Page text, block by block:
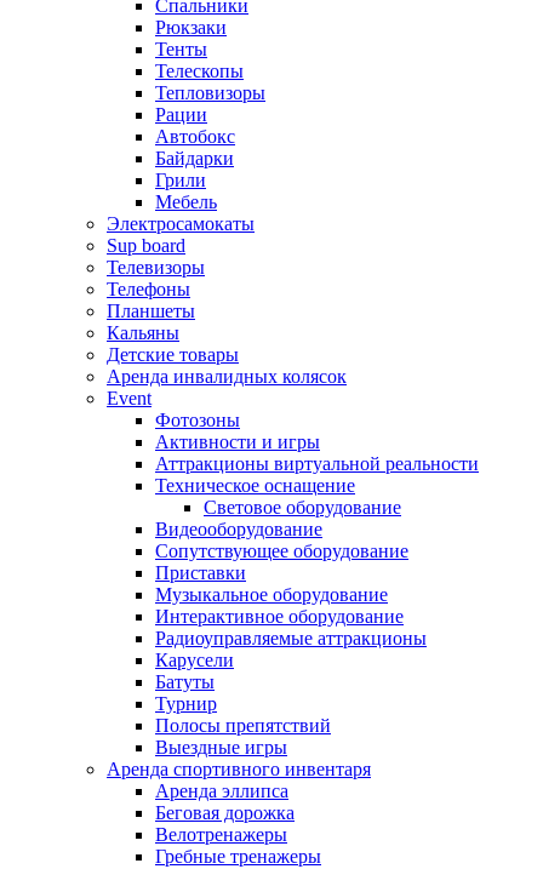
Спальники
Рюкзаки
Тенты
Телескопы
Тепловизоры
Рации
Автобокс
Байдарки
Грили
Мебель
Электросамокаты
Sup board
Телевизоры
Телефоны
Планшеты
Кальяны
Детские товары
Аренда инвалидных колясок
Event
Фотозоны
Активности и игры
Аттракционы виртуальной реальности
Техническое оснащение
Световое оборудование
Видеооборудование
Сопутствующее оборудование
Приставки
Музыкальное оборудование
Интерактивное оборудование
Радиоуправляемые аттракционы
Карусели
Батуты
Турнир
Полосы препятствий
Выездные игры
Аренда спортивного инвентаря
Аренда эллипса
Бeговая дoрожка
Велотренажеры
Гребные тренажеры